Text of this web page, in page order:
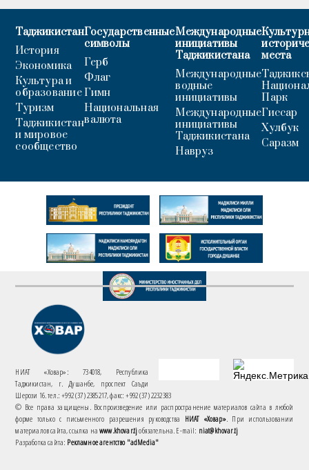
Таджикистан
История
Экономика
Культура и
образование
Туризм
Таджикистан
и мировое
сообщество
Государственные
символы
Герб
Флаг
Гимн
Национальная
валюта
Международные
инициативы
Таджикистана
Международные
водные
инициативы
Международные
инициативы
Таджикистана
Навруз
места
Парк
Гиссар
Хулбук
Саразм
НИАТ «Ховар»: 734018, Республика
Таджикистан, г. Душанбе, проспект Саъди
Шерози 16. тел.: +992 (37) 2385217, факс: +992 (37) 2232383
© Все права защищены. Воспроизведение или распространение материалов сайта в любой
форме только с письменного разрешения руководства НИАТ «Ховар». При использовании
материалов сайта, ссылка наwww.khovar.tjобязательна. E-mail: niat@khovar.tj
Разработка сайта: Рекламное агентство "adMedia"